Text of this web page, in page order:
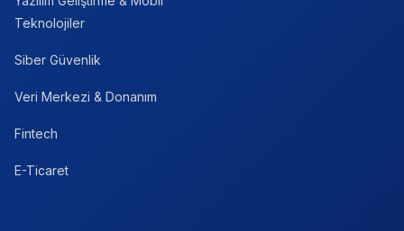
Teknolojiler
Siber Güvenlik
Veri Merkezi & Donanım
Fintech
E-Ticaret